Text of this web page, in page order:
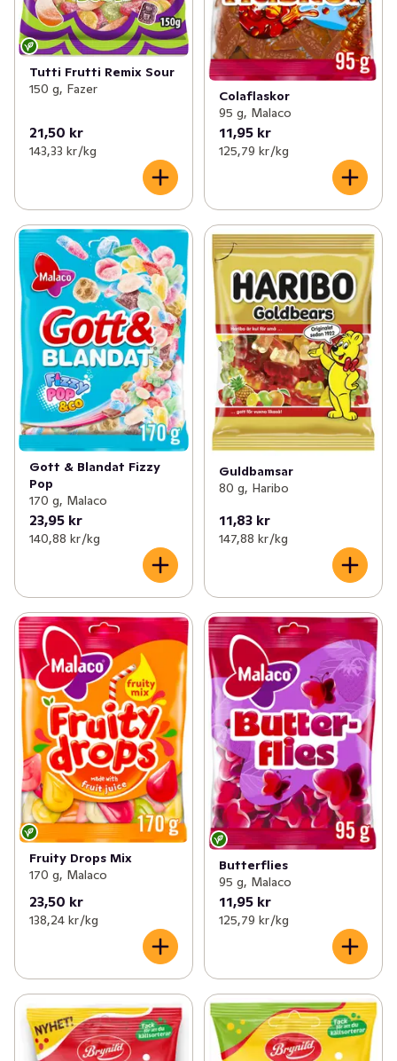
Tutti Frutti Remix Sour
150 g, Fazer
21,50 kr
143,33 kr /kg
Colaflaskor
95 g, Malaco
11,95 kr
125,79 kr /kg
Gott & Blandat Fizzy
Pop
170 g, Malaco
23,95 kr
140,88 kr /kg
Guldbamsar
80 g, Haribo
11,83 kr
147,88 kr /kg
Fruity Drops Mix
170 g, Malaco
23,50 kr
138,24 kr /kg
Butterflies
95 g, Malaco
11,95 kr
125,79 kr /kg